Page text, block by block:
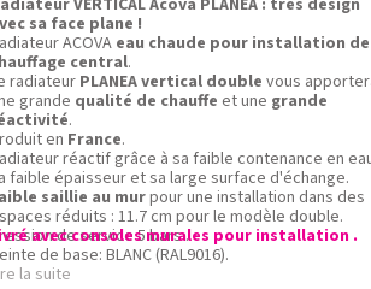
VERTICAL Acova PLANEA : très design
sa face plane !
ACOVAeau chaude pour installation de
central.
radiateurPLANEA vertical double vous
grande qualité de chauffe et une grande
.
en France.
réactif grâce à sa faible contenance en
faible épaisseur et sa large surface d'échange.
saillie au murpour une installation dans des
réduits : 11.7 cm pour le modèle double.
de service 5 bars .
de base: BLANC (RAL9016).
teintes ACOVA en option.
avec consoles murales pour installation .
la suite